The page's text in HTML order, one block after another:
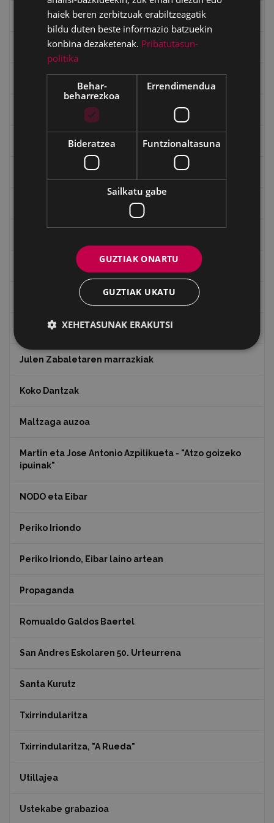
Eibartarren ahotan
Emakumeak
Gerra Zibilaren Interpretazio Zentroa
Gerrako umeak
Ignazio Zuloagaren margolanak Eibarko dendetan
Indalecio Ojanguren, Gipuzkoako Foru Aldundia
Juan Antonio Palacios HARRIA
Julen Zabaletaren marrazkiak
Koko Dantzak
Maltzaga auzoa
Martin eta Jose Antonio Azpilikueta - "Atzo goizeko
ipuinak"
NODO eta Eibar
Periko Iriondo
Periko Iriondo, Eibar laino artean
Propaganda
Romualdo Galdos Baertel
San Andres Eskolaren 50. Urteurrena
Santa Kurutz
Txirrindularitza
Txirrindularitza, "A Rueda"
Utillajea
Ustekabe grabazioa
haiek beren zerbitzuak erabiltzeagatik
bildu duten beste informazio batzuekin
konbina dezaketenak. Pribatutasun-
politika
Behar-
beharrezkoa
Errendimendua
Bideratzea Funtzionaltasuna
Sailkatu gabe
GUZTIAK ONARTU
GUZTIAK UKATU
XEHETASUNAK ERAKUTSI